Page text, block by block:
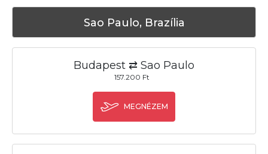
Sao Paulo, Brazília
Budapest ⇄ Sao Paulo
157.200 Ft
MEGNÉZEM